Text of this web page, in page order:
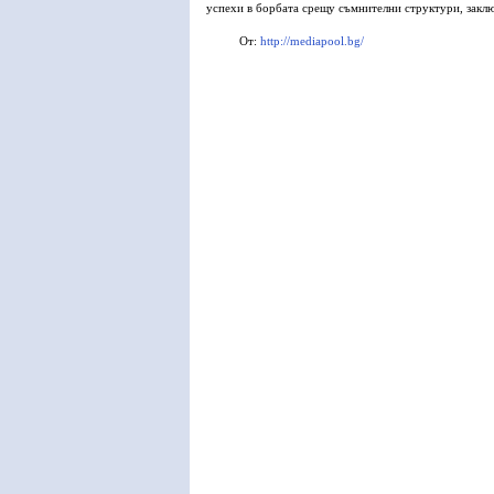
успехи в борбата срещу съмнителни структури,
От: http://mediapool.bg/